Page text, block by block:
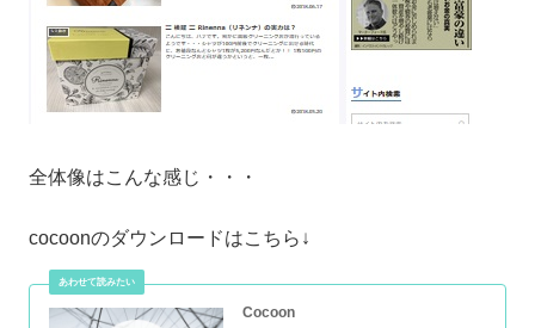
全体像はこんな感じ・・・
cocoonのダウンロードはこちら↓
Cocoon